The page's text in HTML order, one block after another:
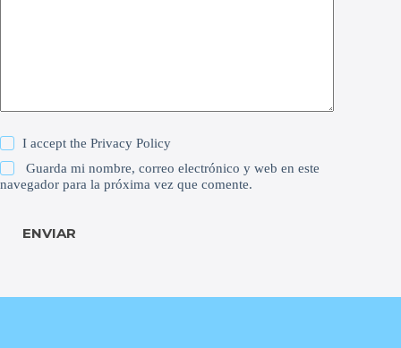
I accept thePrivacy Policy
Guarda mi nombre, correo electrónico y web en este
navegador para la próxima vez que comente.
ENVIAR